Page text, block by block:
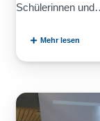
Schülerinnen
Mehr lesen